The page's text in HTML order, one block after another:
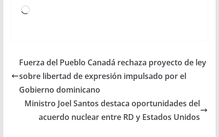
Loading…
Fuerza del Pueblo Canadá rechaza proyecto de ley
sobre libertad de expresión impulsado por el
Gobierno dominicano
Ministro Joel Santos destaca oportunidades del
acuerdo nuclear entre RD y Estados Unidos